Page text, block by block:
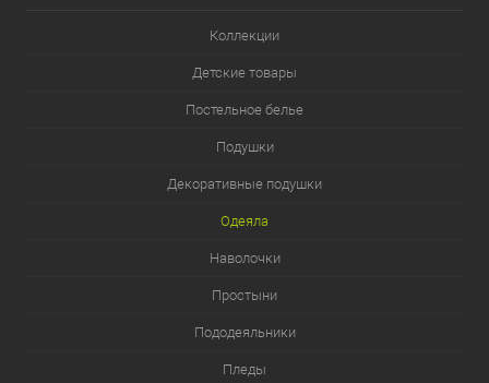
Коллекции
Детские товары
Постельное белье
Подушки
Декоративные подушки
Одеяла
Наволочки
Простыни
Пододеяльники
Пледы